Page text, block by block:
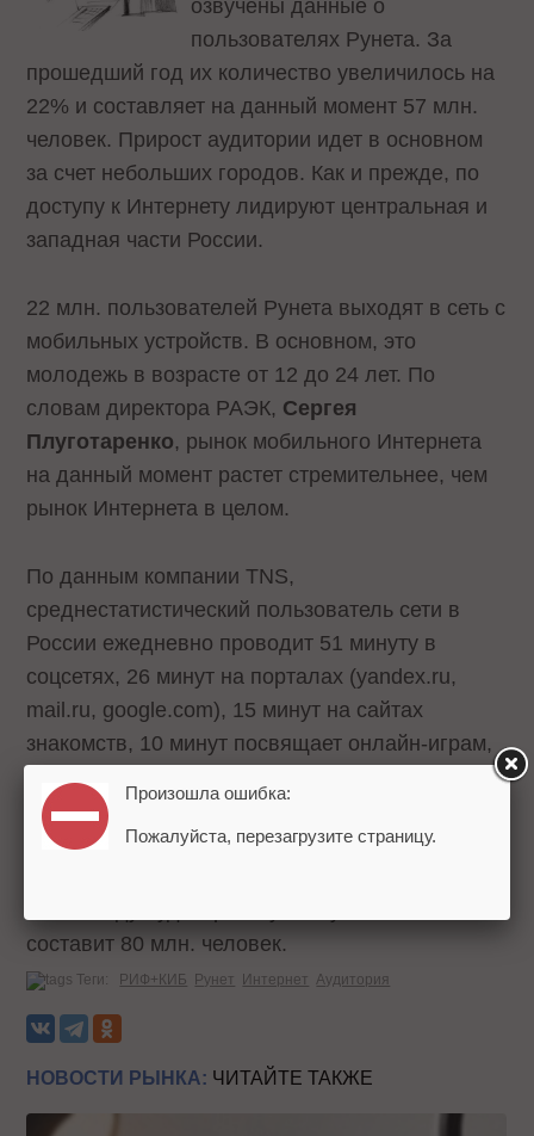
озвучены данные о
пользователях Рунета. За
прошедший год их количество увеличилось на
22% и составляет на данный момент 57 млн.
человек. Прирост аудитории идет в основном
за счет небольших городов. Как и прежде, по
доступу к Интернету лидируют центральная и
западная части России.
22 млн. пользователей Рунета выходят в сеть с
мобильных устройств. В основном, это
молодежь в возрасте от 12 до 24 лет. По
словам директора РАЭК, Сергея
Плуготаренко, рынок мобильного Интернета
на данный момент растет стремительнее, чем
рынок Интернета в целом.
По данным компании TNS,
среднестатистический пользователь сети в
России ежедневно проводит 51 минуту в
соцсетях, 26 минут на порталах (yandex.ru,
mail.ru, google.com), 15 минут на сайтах
знакомств, 10 минут посвящает онлайн-играм,
9 минут смотрит видео, 7 минут отводит работе
и 5 минут тратит на образование.
составит 80 млн. человек.
Теги: РИФ+КИБ Рунет Интернет Аудитория
НОВОСТИ РЫНКА: ЧИТАЙТЕ ТАКЖЕ
Произошла ошибка:
Пожалуйста, перезагрузите страницу.